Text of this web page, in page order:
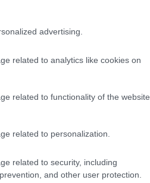
advertising.
related to analytics like cookies on
related to functionality of the website
related to personalization.
related to security, including
and other user protection.